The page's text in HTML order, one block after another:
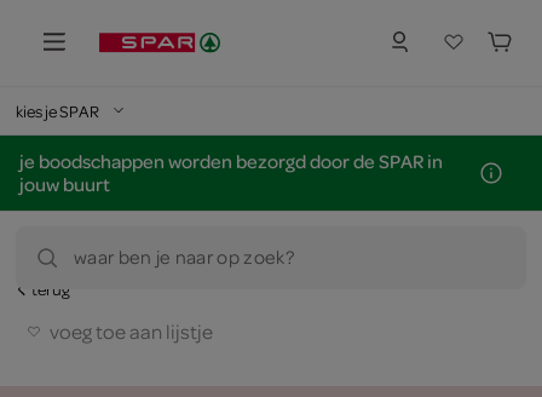
kies je SPAR
je boodschappen worden bezorgd door de SPAR in
jouw buurt
waar ben je naar op zoek?
terug
voeg toe aan lijstje